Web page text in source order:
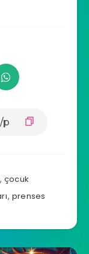
, çocuk
, prenses